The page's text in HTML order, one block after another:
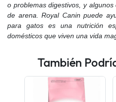
o problemas digestivos, y
de arena. Royal Canin puede
para gatos es una nutrición
domésticos que viven una vida
También